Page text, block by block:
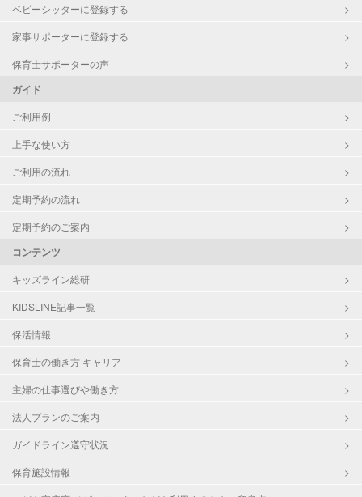
ベビーシッターに登録する
家事サポーターに登録する
保育士サポーターの声
ガイド
ご利用例
上手な使い方
ご利用の流れ
定期予約の流れ
定期予約のご案内
コンテンツ
キッズライン総研
KIDSLINE記事一覧
保活情報
保育士の働き方 キャリア
主婦の仕事選びや働き方
法人プランのご案内
ガイドライン遵守状況
保育施設情報